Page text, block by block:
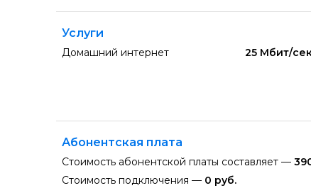
Услуги
Домашний интернет 25 Мбит/
Абонентская плата
Стоимость абонентской платы составляет —
Стоимость подключения — 0 руб.